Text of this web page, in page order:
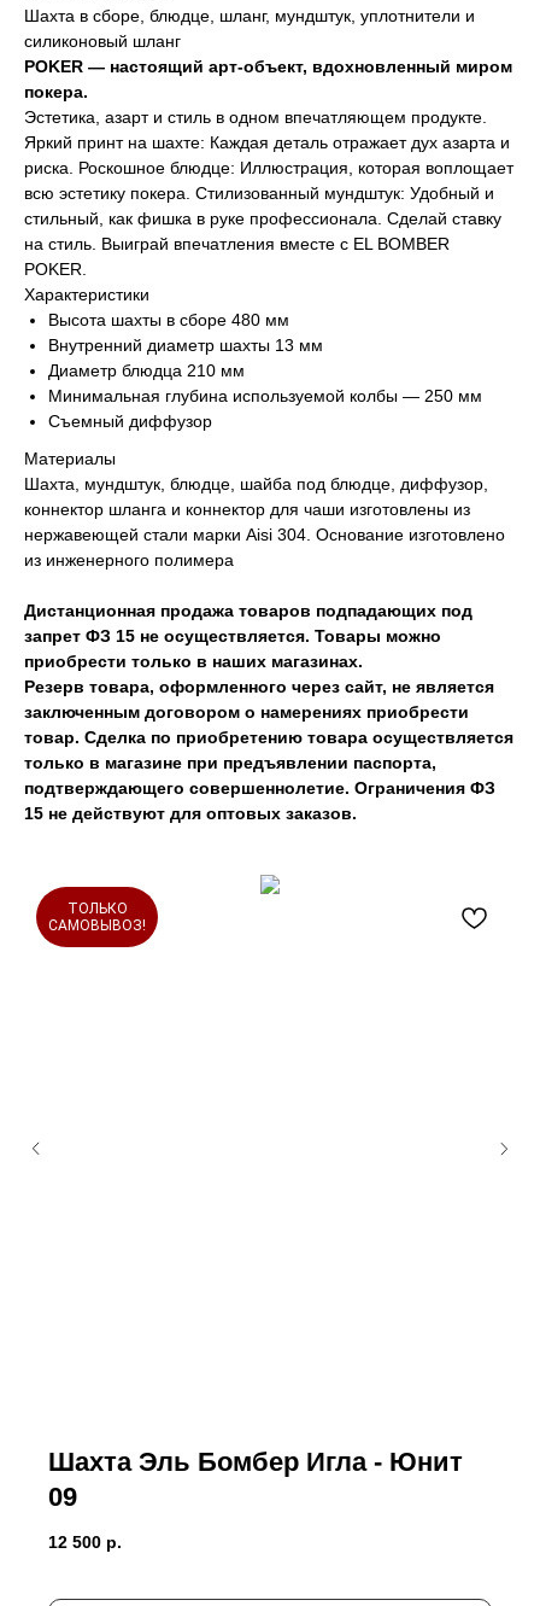
Шахта в сборе, блюдце, шланг, мундштук, уплотнители и
силиконовый шланг
POKER — настоящий арт-объект, вдохновленный миром
покера.
Эстетика, азарт и стиль в одном впечатляющем продукте.
Яркий принт на шахте: Каждая деталь отражает дух азарта и
риска. Роскошное блюдце: Иллюстрация, которая воплощает
всю эстетику покера. Стилизованный мундштук: Удобный и
стильный, как фишка в руке профессионала. Сделай ставку
на стиль. Выиграй впечатления вместе с EL BOMBER
POKER.
Характеристики
Высота шахты в сборе 480 мм
Внутренний диаметр шахты 13 мм
Диаметр блюдца 210 мм
Минимальная глубина используемой колбы — 250 мм
Съемный диффузор
Материалы
Шахта, мундштук, блюдце, шайба под блюдце, диффузор,
коннектор шланга и коннектор для чаши изготовлены из
нержавеющей стали марки Aisi 304. Основание изготовлено
из инженерного полимера
Дистанционная продажа товаров подпадающих под
запрет ФЗ 15 не осуществляется. Товары можно
приобрести только в наших магазинах.
Резерв товара, оформленного через сайт, не является
заключенным договором о намерениях приобрести
товар. Сделка по приобретению товара осуществляется
только в магазине при предъявлении паспорта,
подтверждающего совершеннолетие. Ограничения ФЗ
15 не действуют для оптовых заказов.
ТОЛЬКО
САМОВЫВОЗ!
Шахта Эль Бомбер Игла - Юнит
09
12 500 р.